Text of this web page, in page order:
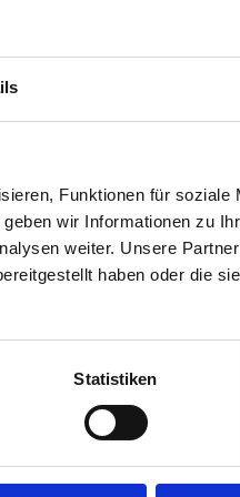
Funktionen für soziale
wir Informationen zu
weiter. Unsere
haben oder die
Statistiken